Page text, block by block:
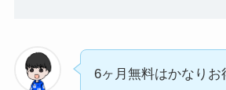
6ヶ月無料はかなりお